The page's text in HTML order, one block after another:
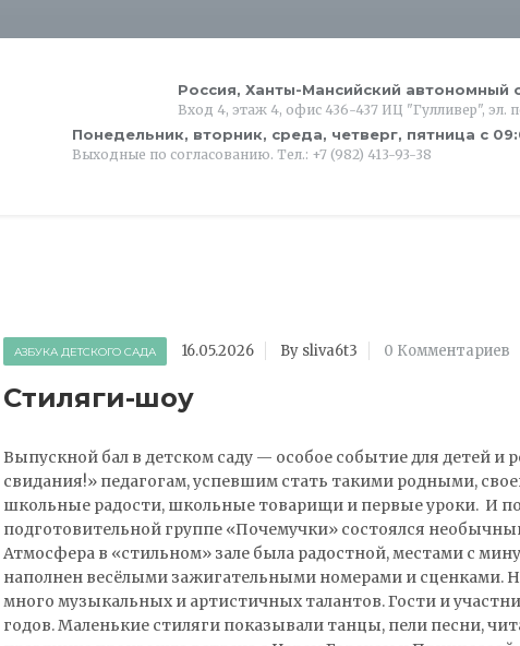
Россия, Ханты-Мансийский автономный
Вход 4, этаж 4, офис 436-437 ИЦ "Гулливер", эл.
Понедельник, вторник, среда, четверг, пятница с
Выходные по согласованию. Тел.: +7 (982) 413-93-38
АЗБУКА ДЕТСКОГО САДА 16.05.2026 By sliva6t3 0 Комментариев
Стиляги-шоу
Выпускной бал в детском саду — особое событие для детей и
свидания!» педагогам, успевшим стать такими родными,
школьные радости, школьные товарищи и первые уроки. И
подготовительной группе «Почемучки» состоялся
Атмосфера в «стильном» зале была радостной, местами с
наполнен весёлыми зажигательными номерами и сценками.
много музыкальных и артистичных талантов. Гости и
годов. Маленькие стиляги показывали танцы, пели песни,